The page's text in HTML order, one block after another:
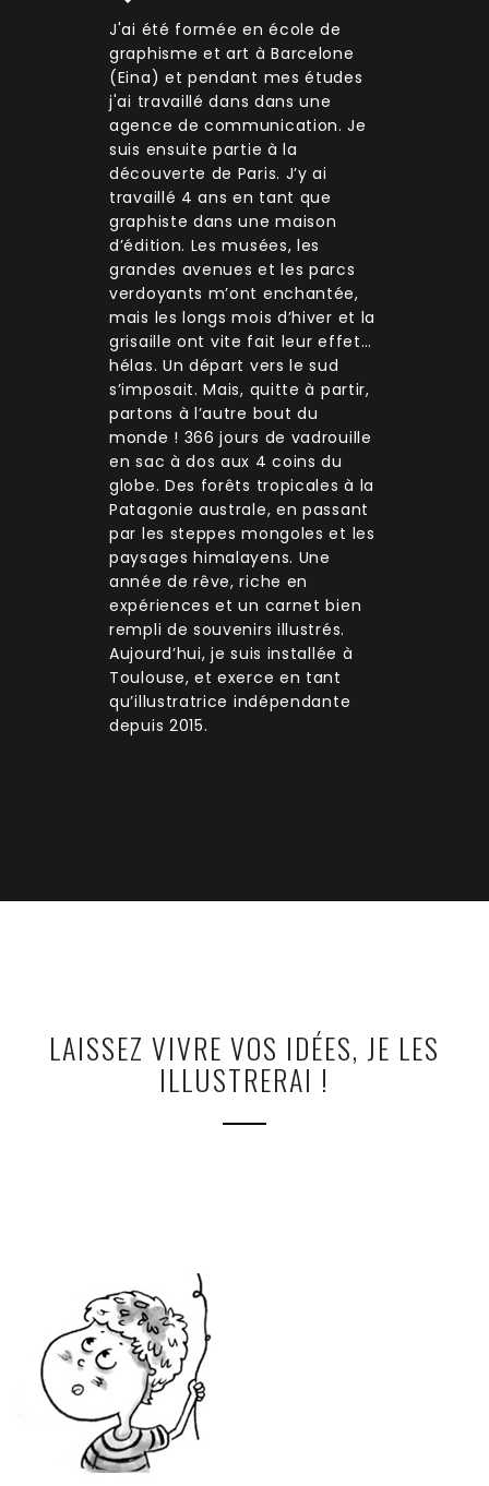
J'ai été formée en école de
graphisme et art à Barcelone
(Eina) et pendant mes études
j'ai travaillé dans dans une
agence de communication. Je
suis ensuite partie à la
découverte de Paris. J’y ai
travaillé 4 ans en tant que
graphiste dans une maison
d’édition. Les musées, les
grandes avenues et les parcs
verdoyants m’ont enchantée,
mais les longs mois d’hiver et la
grisaille ont vite fait leur effet…
hélas. Un départ vers le sud
s’imposait. Mais, quitte à partir,
partons à l’autre bout du
monde ! 366 jours de vadrouille
en sac à dos aux 4 coins du
globe. Des forêts tropicales à la
Patagonie australe, en passant
par les steppes mongoles et les
paysages himalayens. Une
année de rêve, riche en
expériences et un carnet bien
rempli de souvenirs illustrés.
Aujourd’hui, je suis installée à
Toulouse, et exerce en tant
qu’illustratrice indépendante
depuis 2015.
LAISSEZ VIVRE VOS IDÉES, JE LES
ILLUSTRERAI !